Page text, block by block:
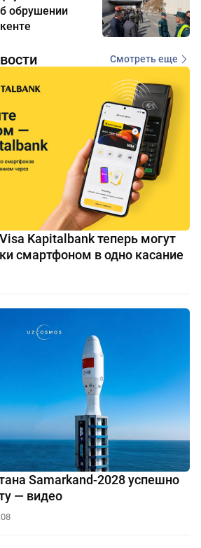
обрушении
Смотреть еще
Kapitalbank теперь могут
смартфоном в одно касание
Samarkand-2028 успешно
— видео